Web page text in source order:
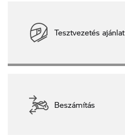
Tesztvezetés ajánlat
Beszámítás